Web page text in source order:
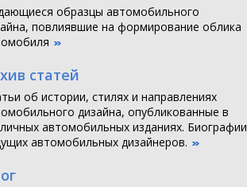
образцы автомобильного
повлиявшие на формирование облика
статей
об истории, стилях и направлениях
дизайна, опубликованные в
автомобильных изданиях. Биографии
автомобильных дизайнеров.